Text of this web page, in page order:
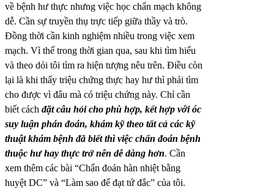
về bệnh hư thực nhưng việc học chẩn mạch không
dễ. Cần sự truyền thụ trực tiếp giữa thầy và trò.
Đồng thời cần kinh nghiệm nhiều trong việc xem
mạch. Vì thế trong thời gian qua, sau khi tìm hiểu
và theo dỏi tôi tìm ra hiện tượng nêu trên. Điều còn
lại là khi thấy triệu chứng thực hay hư thì phải tìm
cho được vì đâu mà có triệu chứng này. Chỉ cần
biết cách đặt câu hỏi cho phù hợp, kết hợp với óc
suy luận phán đoán, khám kỹ theo tất cả các kỹ
thuật khám bệnh đã biết thì việc chẩn đoán bệnh
thuộc hư hay thực trở nên dễ dàng hơn. Cần
xem thêm các bài “Chẩn đoán hàn nhiệt bằng
huyệt DC” và “Làm sao để đạt tứ đắc” của tôi.